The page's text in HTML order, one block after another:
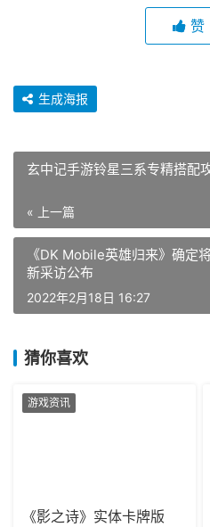
赞
生成海报
玄中记手游铃星三系专精搭配
« 上一篇
《DK Mobile英雄归来》确定
新采访公布
2022年2月18日 16:27
猜你喜欢
游戏资讯
《影之诗》实体卡牌版